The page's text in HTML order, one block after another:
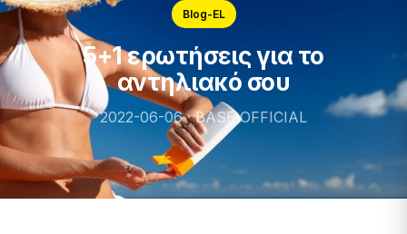
Blog-EL
5+1 ερωτήσεις για το
αντηλιακό σου
2022-06-06 · BASE OFFICIAL